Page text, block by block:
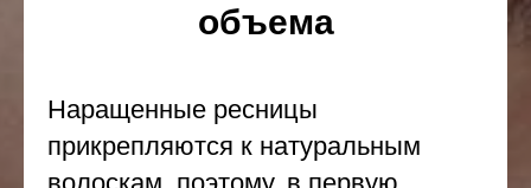
объема
Наращенные ресницы
прикрепляются к натуральным